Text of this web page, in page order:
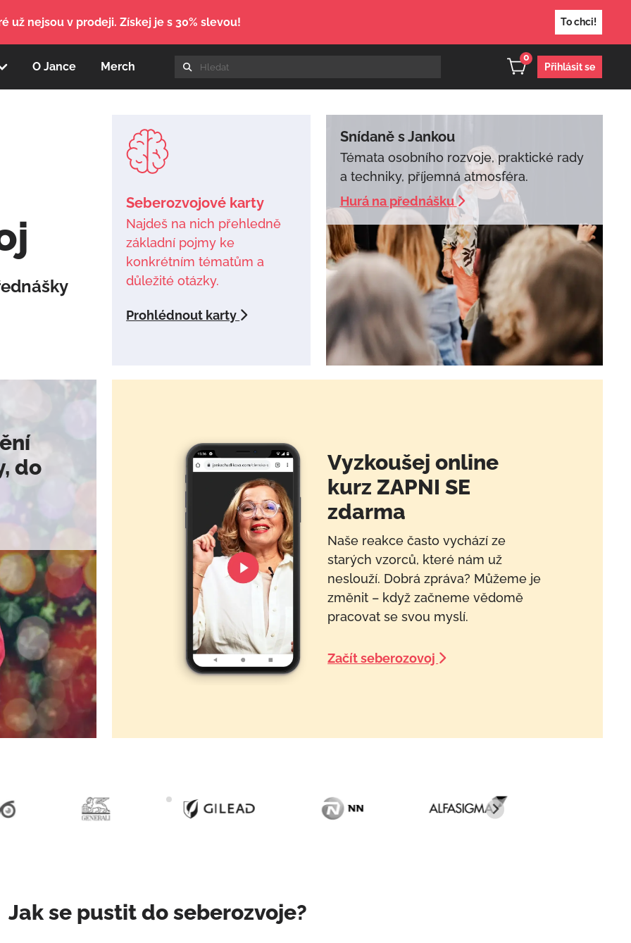
už nejsou v prodeji. Získej je s 30% slevou! To chci!
O Jance Merch
0
Přihlásit se
Seberozvojové karty
Najdeš na nich přehledně
základní pojmy ke
konkrétním tématům a
důležité otázky.
Prohlédnout karty
Snídaně s Jankou
Témata osobního rozvoje, praktické rady
a techniky, příjemná atmosféra.
Hurá na přednášku
do
Vyzkoušej online
kurz ZAPNI SE
zdarma
Naše reakce často vychází ze
starých vzorců, které nám už
neslouží. Dobrá zpráva? Můžeme je
změnit – když začneme vědomě
pracovat se svou myslí.
Začít seberozovoj
Jak se pustit do seberozvoje?